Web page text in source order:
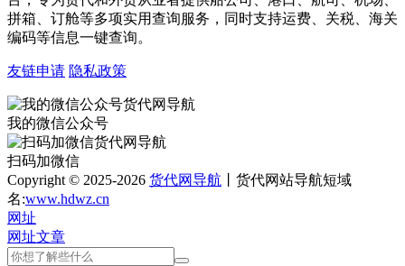
拼箱、订舱等多项实用查询服务，同时支持运费、关税、海关
编码等信息一键查询。
友链申请 隐私政策
我的微信公众号
扫码加微信
Copyright © 2025-2026 货代网导航 丨货代网站导航短域
名:www.hdwz.cn
网址
网址文章